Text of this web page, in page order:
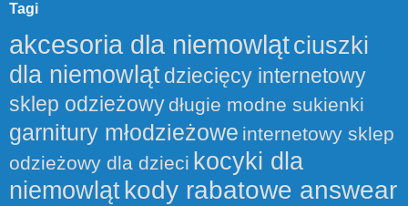
Tagi
akcesoria dla niemowlątciuszki
dla niemowlątdziecięcy internetowy
sklep odzieżowy długie modne sukienki
garnitury młodzieżowe internetowy sklep
odzieżowy dla dzieci kocyki dla
niemowląt kody rabatowe answear